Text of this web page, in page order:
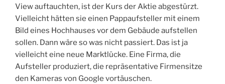
View auftauchten, ist der Kurs der Aktie abgestürzt.
Vielleicht hätten sie einen Pappaufsteller mit einem
Bild eines Hochhauses vor dem Gebäude aufstellen
sollen. Dann wäre so was nicht passiert. Das ist ja
vielleicht eine neue Marktlücke. Eine Firma, die
Aufsteller produziert, die repräsentative Firmensitze
den Kameras von Google vortäuschen.